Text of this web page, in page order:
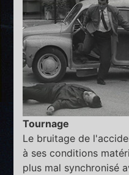
Tournage
Le bruitage de
à ses conditions
plus mal synchronisé